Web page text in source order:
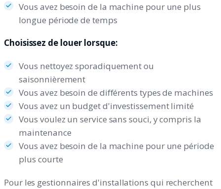
Vous avez besoin de la machine pour une plus
longue période de temps
Choisissez de louer lorsque:
Vous nettoyez sporadiquement ou
saisonnièrement
Vous avez besoin de différents types de machines
Vous avez un budget d'investissement limité
Vous voulez un service sans souci, y compris la
maintenance
Vous avez besoin de la machine pour une période
plus courte
Pour les gestionnaires d'installations qui recherchent